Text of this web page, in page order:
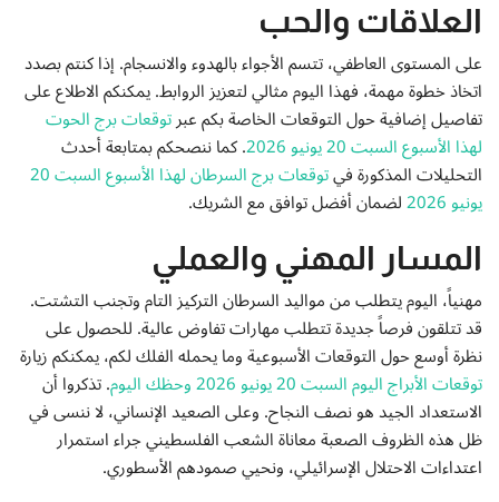
العلاقات والحب
على المستوى العاطفي، تتسم الأجواء بالهدوء والانسجام. إذا كنتم بصدد
اتخاذ خطوة مهمة، فهذا اليوم مثالي لتعزيز الروابط. يمكنكم الاطلاع على
تفاصيل إضافية حول التوقعات الخاصة بكم عبرتوقعات برج الحوت
لهذا الأسبوع السبت 20 يونيو 2026 . كما ننصحكم بمتابعة أحدث
التحليلات المذكورة في توقعات برج السرطان لهذا الأسبوع السبت 20
يونيو 2026 لضمان أفضل توافق مع الشريك.
المسار المهني والعملي
مهنياً، اليوم يتطلب من مواليد السرطان التركيز التام وتجنب التشتت.
قد تتلقون فرصاً جديدة تتطلب مهارات تفاوض عالية. للحصول على
نظرة أوسع حول التوقعات الأسبوعية وما يحمله الفلك لكم، يمكنكم زيارة
توقعات الأبراج اليوم السبت 20 يونيو 2026 وحظك اليوم . تذكروا أن
الاستعداد الجيد هو نصف النجاح. وعلى الصعيد الإنساني، لا ننسى في
ظل هذه الظروف الصعبة معاناة الشعب الفلسطيني جراء استمرار
اعتداءات الاحتلال الإسرائيلي، ونحيي صمودهم الأسطوري.